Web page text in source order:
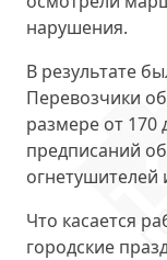
нарушения.
В результате
Перевозчики
размереот 170
предписаний
огнетушителей
Что касается
городские